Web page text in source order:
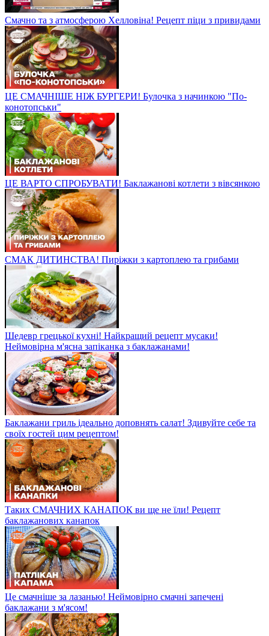
Смачно та з атмосферою Хелловіна! Рецепт піци з привидами
ЦЕ СМАЧНІШЕ НІЖ БУРГЕРИ! Булочка з начинкою "По-
конотопськи"
ЦЕ ВАРТО СПРОБУВАТИ! Баклажанові котлети з вівсянкою
СМАК ДИТИНСТВА! Пиріжки з картоплею та грибами
Шедевр грецької кухні! Найкращий рецепт мусаки!
Неймовірна м'ясна запіканка з баклажанами!
Баклажани гриль ідеально доповнять салат! Здивуйте себе та
своїх гостей цим рецептом!
Таких СМАЧНИХ КАНАПОК ви ще не їли! Рецепт
баклажанових канапок
Це смачніше за лазанью! Неймовірно смачні запечені
баклажани з м'ясом!